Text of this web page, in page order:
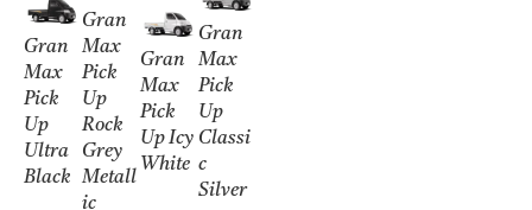
Gran
Max
Pick
Up
Ultra
Black
Gran
Max
Pick
Up
Rock
Grey
Metall
ic
Gran
Max
Pick
Up Icy
White
Gran
Max
Pick
Up
Classi
c
Silver